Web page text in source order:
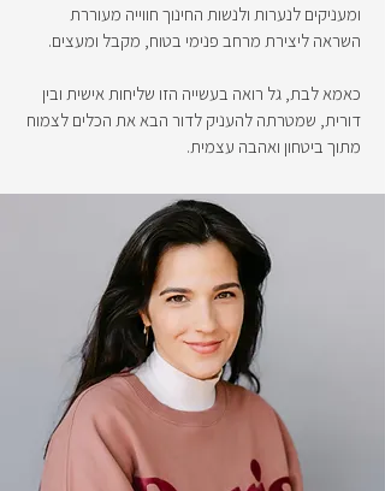
ומעניקים לנערות ולנשות החינוך חווייה מעוררת
השראה ליצירת מרחב פנימי בטוח, מקבל ומעצים.
כאמא לבת, גל רואה בעשייה הזו שליחות אישית ובין
דורית, שמטרתה להעניק לדור הבא את הכלים לצמוח
מתוך ביטחון ואהבה עצמית.